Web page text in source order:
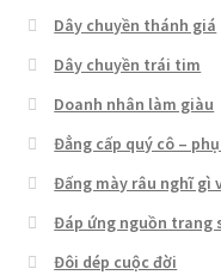
Dây chuyền thánh giá
Dây chuyền trái tim
Doanh nhân làm giàu
Đẳng cấp quý cô –
Đấng mày râu nghĩ gì
Đáp ứng nguồn trang
Đôi dép cuộc đời